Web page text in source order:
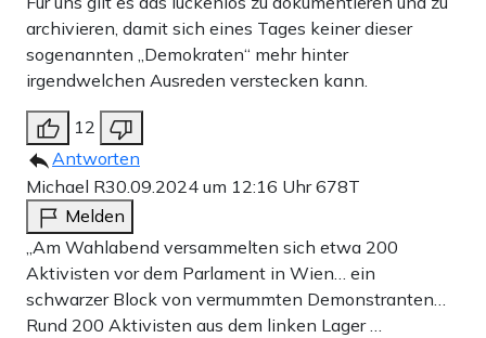
archivieren, damit sich eines Tages keiner dieser
sogenannten „Demokraten“ mehr hinter
irgendwelchen Ausreden verstecken kann.
12
Antworten
Michael R30.09.2024 um 12:16 Uhr678T
Melden
„Am Wahlabend versammelten sich etwa 200
Aktivisten vor dem Parlament in Wien… ein
schwarzer Block von vermummten Demonstranten…
Rund 200 Aktivisten aus dem linken Lager …